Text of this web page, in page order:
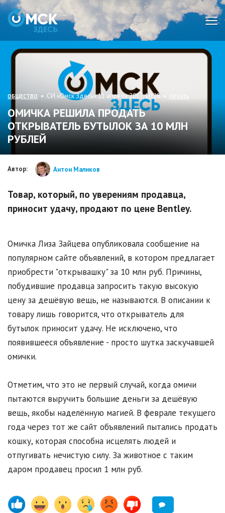
ОБЩЕСТВО • СИ «Омск Здесь» 11 апреля 2017, 10:28 • печать
ОМИЧКА РЕШИЛА ПРОДАТЬ
ОТКРЫВАТЕЛЬ БУТЫЛОК ЗА 10 МЛН
РУБЛЕЙ
Автор: Антон Маликов
Товар, который, по уверениям продавца,
приносит удачу, продают по цене Bentley.
Омичка Лиза Зайцева опубликовала сообщение на
популярном сайте объявлений, в котором предлагает
приобрести "открывашку" за 10 млн руб. Причины,
побудившие продавца запросить такую высокую
цену за дешёвую вещь, не называются. В описании к
товару лишь говорится, что открыватель для
бутылок приносит удачу. Не исключено, что
появившееся объявление - просто шутка заскучавшей
омички.
Отметим, что это не первый случай, когда омичи
пытаются выручить большие деньги за дешёвую
вещь, якобы наделённую магией. В феврале текущего
года через тот же сайт объявлений пытались продать
кошку, которая способна исцелять людей и
отпугивать нечистую силу. За животное с таким
даром продавец просил 1 млн руб.